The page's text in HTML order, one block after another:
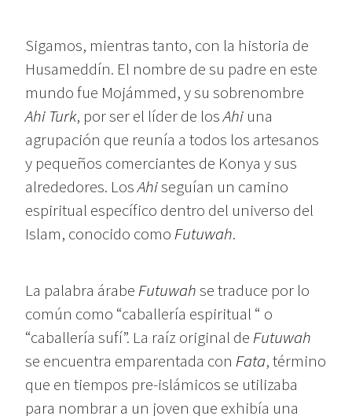
Sigamos, mientras tanto, con la historia de
Husameddín. El nombre de su padre en este
mundo fue Mojámmed, y su sobrenombre
Ahi Turk, por ser el líder de losAhi una
agrupación que reunía a todos los artesanos
y pequeños comerciantes de Konya y sus
alrededores. LosAhiseguían un camino
espiritual específico dentro del universo del
Islam, conocido como Futuwah.
La palabra árabe Futuwahse traduce por lo
común como “caballería espiritual “ o
“caballería sufí”. La raíz original de Futuwah
se encuentra emparentada con Fata, término
que en tiempos pre-islámicos se utilizaba
para nombrar a un joven que exhibía una